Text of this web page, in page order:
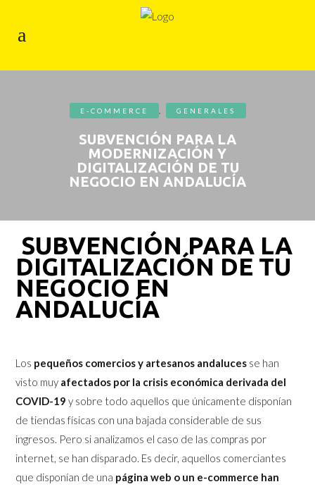
E-COMMERCE GENERALES
SUBVENCIÓN PARA LA
MODERNIZACIÓN Y
DIGITALIZACIÓN DE TU
NEGOCIO EN ANDALUCÍA
SUBVENCIÓN PARA LA
DIGITALIZACIÓN DE TU
NEGOCIO EN
ANDALUCÍA
Los pequeños comercios y artesanos andaluces se han
visto muy afectados por la crisis económica derivada del
COVID-19 y sobre todo aquellos que únicamente disponían
de tiendas físicas con una bajada considerable de sus
ingresos. Pero si analizamos el caso de las compras por
internet, se han disparado. Es decir, aquellos comerciantes
que disponían de una página web o un e-commerce han